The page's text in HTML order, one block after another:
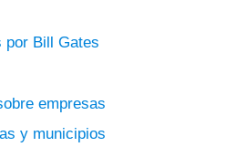
por Bill Gates
empresas
y municipios